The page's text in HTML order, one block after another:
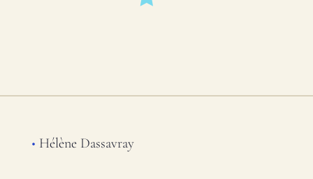
• Hélène Dassavray